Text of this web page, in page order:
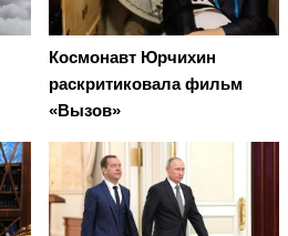
Космонавт Юрчихин
раскритиковала фильм
«Вызов»